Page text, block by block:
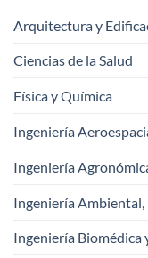
Arquitectura y
Ciencias de la Salud
Física y Química
Ingeniería
Ingeniería
Ingeniería Ambiental,
Ingeniería Biomédica